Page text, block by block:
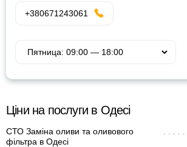
+380671243061
Ціни на послуги в Одесі
СТО Заміна оливи та оливового
фільтра в Одесі